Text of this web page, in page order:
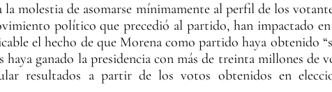
molestia de asomarse mínimamente al perfil de los
político que precedió al partido, han impactado
el hecho de que Morena como partido haya obtenido
haya ganado la presidencia con más de treinta millones de
resultados a partir de los votos obtenidos en